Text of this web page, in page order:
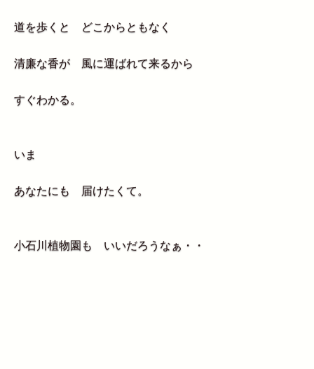
道を歩くと どこからともなく
清廉な香が 風に運ばれて来るから
すぐわかる。
いま
あなたにも 届けたくて。
小石川植物園も いいだろうなぁ・・